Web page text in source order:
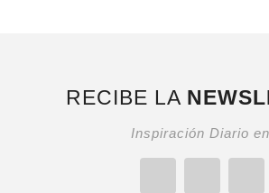
RECIBE LA
Inspiración Diario